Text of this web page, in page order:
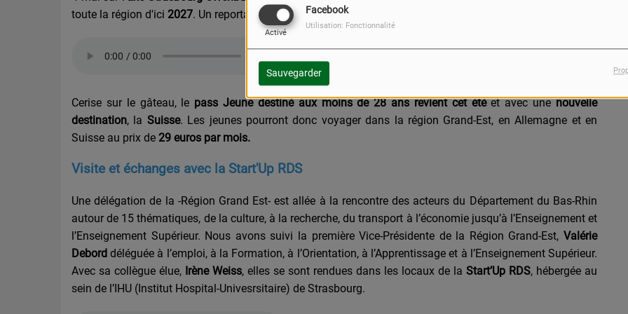
Facebook
Activé
Utilisation: Fonctionnalité
Sauvegarder
toute la région d'ici 2027. Un reportage de Baya Drissi.
Cerise sur le gâteau, le pass Jeune destiné aux moins de 28 ans revient cet étéet avec unenouvelle
destination, la Suisse. Les jeunes pourront donc voyager dans la région Grand-Est, en Allemagne et en
Suisse au prix de 29 euros par mois.
Visite et échanges avec la Start'Up RDS
Une délégation de la -Région Grand Est- est allée à la rencontre des acteurs du Département du Bas-Rhin
autour de 15 thématiques, de la culture, à la recherche, du transport à l’économie jusqu’à l’Enseignement et
l’Enseignement Supérieur. Nous avons suivi la première Vice-Présidente de la Région Grand-Est,Valérie
Debord déléguée à l’emploi, à la Formation, à l’Orientation, à l’Apprentissage et à l’Enseignement Supérieur.
Avec sa collègue élue, Irène Weiss, elles se sont rendues dans les locaux de la Start’Up RDS, hébergée au
sein de l’IHU (Institut Hospital-Univesrsitaire) de Strasbourg.